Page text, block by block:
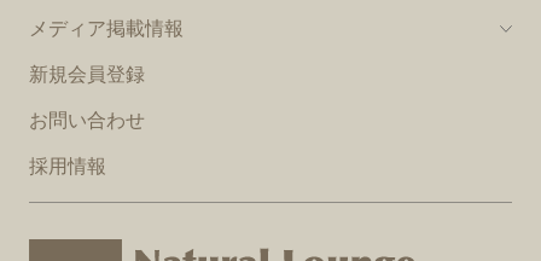
メディア掲載情報
新規会員登録
お問い合わせ
採用情報